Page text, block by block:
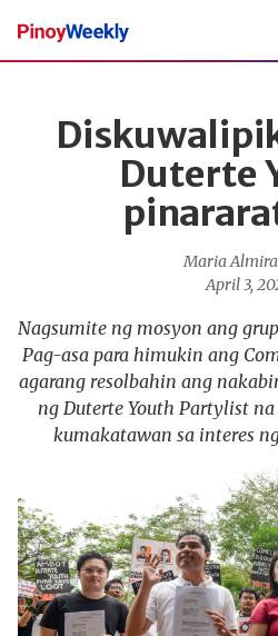
Pinoy
Weekly
Duterte
Maria
April 3,
Nagsumite ng mosyon ang
Pag-asa para himukin ang
agarang resolbahin ang
ng Duterte Youth Partylist
kumakatawan sa interes